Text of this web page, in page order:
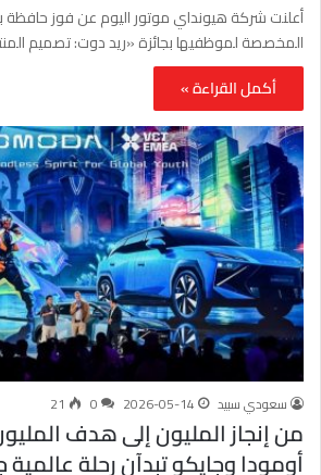
أعلنت شركة هيونداي موتور اليوم عن فوز حافظة
المخصصة لموظفيها بجائزة «ريد دوت: تصميم المنتجات
أكمل القراءة »
سعودي سبيد 2026-05-14
0
21
من إنجاز المليون إلى هدف
أومودا وجايكو تبدآن رحلة